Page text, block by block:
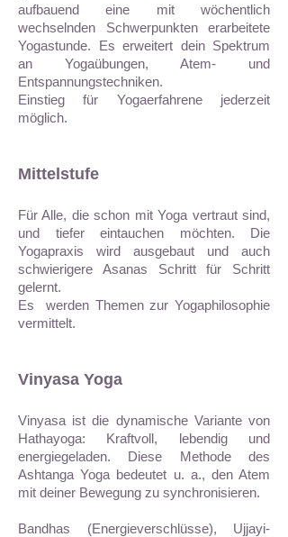
aufbauend eine mit wöchentlich
wechselnden Schwerpunkten erarbeitete
Yogastunde. Es erweitert dein Spektrum
an Yogaübungen, Atem- und
Entspannungstechniken.
Einstieg für Yogaerfahrene jederzeit
möglich.
Mittelstufe
Für Alle, die schon mit Yoga vertraut sind,
und tiefer eintauchen möchten. Die
Yogapraxis wird ausgebaut und auch
schwierigere Asanas Schritt für Schritt
gelernt.
Es werden Themen zur Yogaphilosophie
vermittelt.
Vinyasa Yoga
Vinyasa ist die dynamische Variante von
Hathayoga: Kraftvoll, lebendig und
energiegeladen. Diese Methode des
Ashtanga Yoga bedeutet u. a., den Atem
mit deiner Bewegung zu synchronisieren.
Bandhas (Energieverschlüsse), Ujjayi-